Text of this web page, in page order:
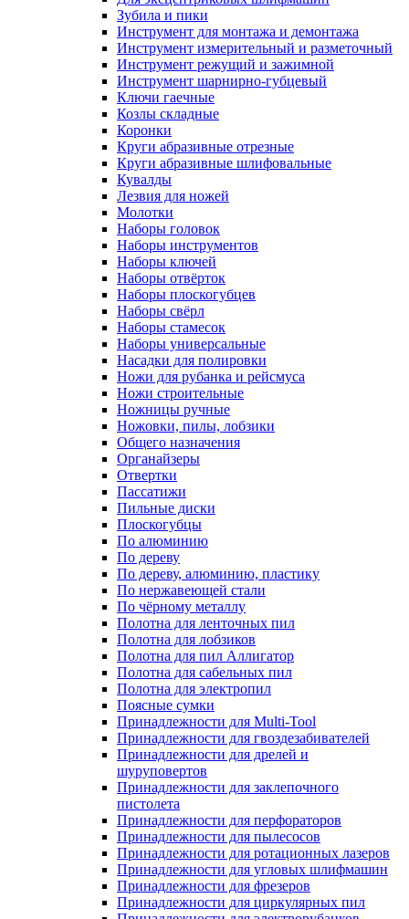
Зубила и пики
Инструмент для монтажа и демонтажа
Инструмент измерительный и разметочный
Инструмент режущий и зажимной
Инструмент шарнирно-губцевый
Ключи гаечные
Козлы складные
Коронки
Круги абразивные отрезные
Круги абразивные шлифовальные
Кувалды
Лезвия для ножей
Молотки
Наборы головок
Наборы инструментов
Наборы ключей
Наборы отвёрток
Наборы плоскогубцев
Наборы свёрл
Наборы стамесок
Наборы универсальные
Насадки для полировки
Ножи для рубанка и рейсмуса
Ножи строительные
Ножницы ручные
Ножовки, пилы, лобзики
Общего назначения
Органайзеры
Отвертки
Пассатижи
Пильные диски
Плоскогубцы
По алюминию
По дереву
По дереву, алюминию, пластику
По нержавеющей стали
По чёрному металлу
Полотна для ленточных пил
Полотна для лобзиков
Полотна для пил Аллигатор
Полотна для сабельных пил
Полотна для электропил
Поясные сумки
Принадлежности для Multi-Tool
Принадлежности для гвоздезабивателей
Принадлежности для дрелей и
шуруповертов
Принадлежности для заклепочного
пистолета
Принадлежности для перфораторов
Принадлежности для пылесосов
Принадлежности для ротационных лазеров
Принадлежности для угловых шлифмашин
Принадлежности для фрезеров
Принадлежности для циркулярных пил